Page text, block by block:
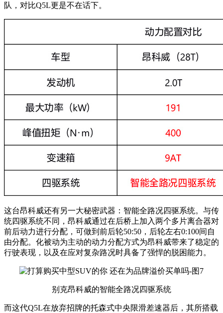
队，对比Q5L更是不在话下。
这台昂科威还有另一大秘密武器：智能全路况四驱系统。与传
统四驱系统不同，昂科威通过在后桥上加入两个多片离合器对
前后动力进行分配，可做到前后轮50:50，后轮左右0:100间自
由分配。化被动为主动的动力分配方式为昂科威带来了稳定的
行驶表现，以及在应对复杂路况时具备了强悍的脱困能力。
别克昂科威的智能全路况四驱系统
而这代Q5L在放弃招牌的托森式中央限滑差速器后，其所搭载